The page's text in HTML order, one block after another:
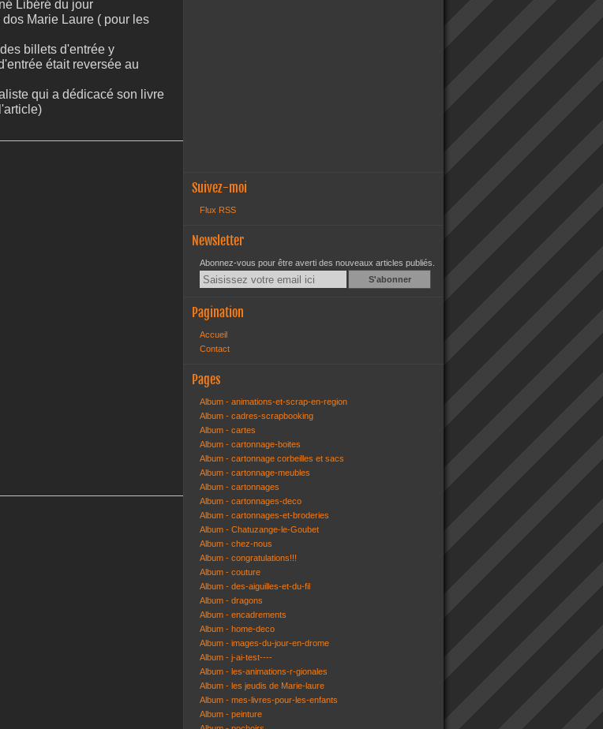
Libéré du jour
Marie Laure ( pour les
billets d'entrée y
était reversée au
qui a dédicacé son livre
Suivez-moi
Flux RSS
Newsletter
Abonnez-vous pour être averti des nouveaux articles publiés.
Email
Pagination
Accueil
Contact
Pages
Album - animations-et-scrap-en-region
Album - cadres-scrapbooking
Album - cartes
Album - cartonnage-boites
Album - cartonnage corbeilles et sacs
Album - cartonnage-meubles
Album - cartonnages
Album - cartonnages-deco
Album - cartonnages-et-broderies
Album - Chatuzange-le-Goubet
Album - chez-nous
Album - congratulations!!!
Album - couture
Album - des-aiguilles-et-du-fil
Album - dragons
Album - encadrements
Album - home-deco
Album - images-du-jour-en-drome
Album - j-ai-test----
Album - les-animations-r-gionales
Album - les jeudis de Marie-laure
Album - mes-livres-pour-les-enfants
Album - peinture